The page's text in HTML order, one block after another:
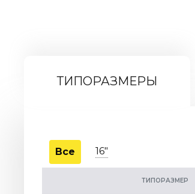
ТИПОРАЗМЕРЫ
Все 16"
ТИПОРАЗМЕР